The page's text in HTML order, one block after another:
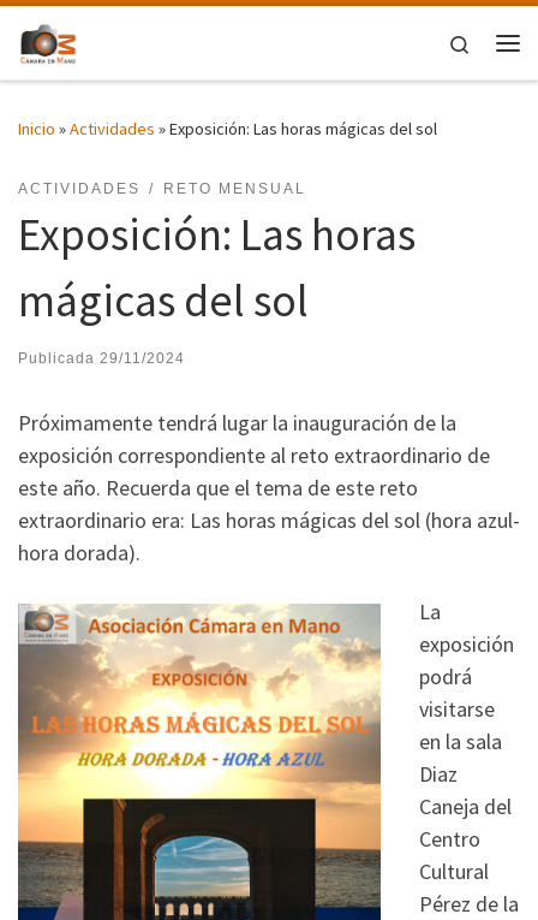
Saltar al contenido
Search
Inicio »Actividades »Exposición: Las horas mágicas del sol
ACTIVIDADES RETO MENSUAL
Exposición: Las horas
mágicas del sol
Publicada 29/11/2024
Próximamente tendrá lugar la inauguración de la
exposición correspondiente al reto extraordinario de
este año. Recuerda que el tema de este reto
extraordinario era: Las horas mágicas del sol (hora azul-
hora dorada).
La
exposición
podrá
visitarse
en la sala
Diaz
Caneja del
Centro
Cultural
Pérez de la